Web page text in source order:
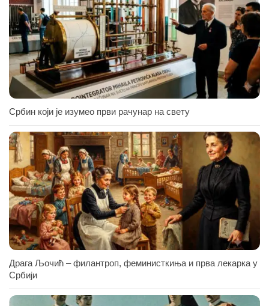
Србин који је изумео први рачунар на свету
Драга Љочић – филантроп, феминисткиња и прва лекарка у
Србији